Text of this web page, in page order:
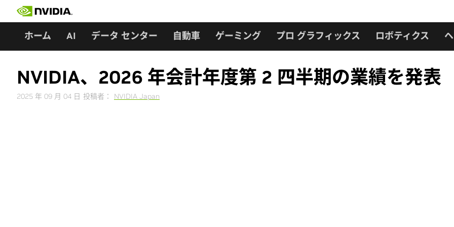
ホーム AI データ センター 自動車 ゲーミング プロ グラフィックス ロボティクス
NVIDIA、2026 年会計年度第 2 四半期の業績を発表
2025 年 09 月 04 日 投稿者： NVIDIA Japan